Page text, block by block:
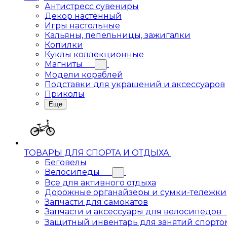
Антистресс сувениры
Декор настенный
Игры настольные
Кальяны, пепельницы, зажигалки
Копилки
Куклы коллекционные
Магниты
Модели кораблей
Подставки для украшений и аксессуаров
Приколы
Еще
ТОВАРЫ ДЛЯ СПОРТА И ОТДЫХА
Беговелы
Велосипеды
Все для активного отдыха
Дорожные органайзеры и сумки-тележки
Запчасти для самокатов
Запчасти и аксессуары для велосипедов
Защитный инвентарь для занятий